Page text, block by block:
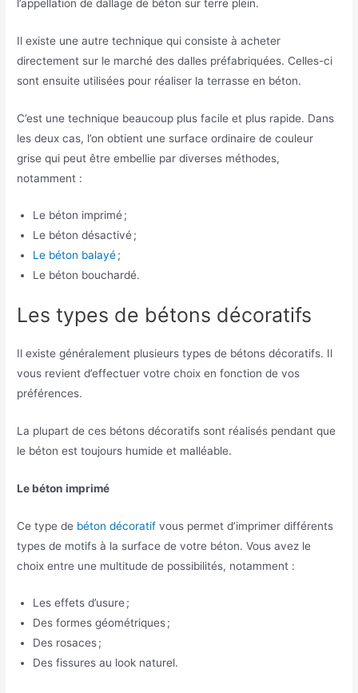
l’appellation de dallage de béton sur terre plein.
Il existe une autre technique qui consiste à acheter
directement sur le marché des dalles préfabriquées. Celles-ci
sont ensuite utilisées pour réaliser la terrasse en béton.
C’est une technique beaucoup plus facile et plus rapide. Dans
les deux cas, l’on obtient une surface ordinaire de couleur
grise qui peut être embellie par diverses méthodes,
notamment :
Le béton imprimé ;
Le béton désactivé ;
Le béton balayé;
Le béton bouchardé.
Les types de bétons décoratifs
Il existe généralement plusieurs types de bétons décoratifs. Il
vous revient d’effectuer votre choix en fonction de vos
préférences.
La plupart de ces bétons décoratifs sont réalisés pendant que
le béton est toujours humide et malléable.
Le béton imprimé
Ce type de béton décoratif vous permet d’imprimer différents
types de motifs à la surface de votre béton. Vous avez le
choix entre une multitude de possibilités, notamment :
Les effets d’usure ;
Des formes géométriques ;
Des rosaces ;
Des fissures au look naturel.